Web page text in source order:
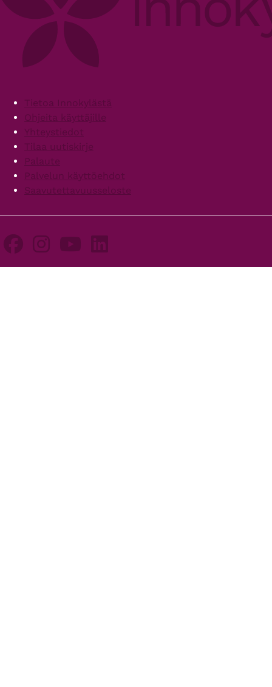
FooterTietoa Innokylästä
Ohjeita käyttäjille
Yhteystiedot
Tilaa uutiskirje
Palaute
Palvelun käyttöehdot
Saavutettavuusseloste